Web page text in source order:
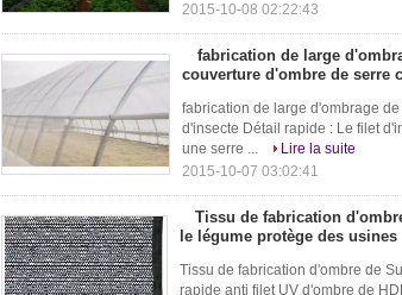
2015-10-08 02:22:43
fabrication de large
couverture d'ombre de serre
fabrication de large d'ombrage
d'insecte Détail rapide : Le filet
une serre ...
Lire la suite
2015-10-07 03:02:41
Tissu de fabrication
le légume protège des usines
Tissu de fabrication d'ombre de
rapide anti filet UV d'ombre de